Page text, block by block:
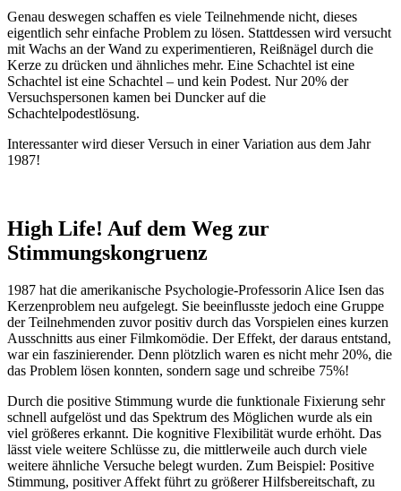
Genau deswegen schaffen es viele Teilnehmende nicht, dieses
eigentlich sehr einfache Problem zu lösen. Stattdessen wird versucht
mit Wachs an der Wand zu experimentieren, Reißnägel durch die
Kerze zu drücken und ähnliches mehr. Eine Schachtel ist eine
Schachtel ist eine Schachtel – und kein Podest. Nur 20% der
Versuchspersonen kamen bei Duncker auf die
Schachtelpodestlösung.
Interessanter wird dieser Versuch in einer Variation aus dem Jahr
1987!
High Life! Auf dem Weg zur
Stimmungskongruenz
1987 hat die amerikanische Psychologie-Professorin Alice Isen das
Kerzenproblem neu aufgelegt. Sie beeinflusste jedoch eine Gruppe
der Teilnehmenden zuvor positiv durch das Vorspielen eines kurzen
Ausschnitts aus einer Filmkomödie. Der Effekt, der daraus entstand,
war ein faszinierender. Denn plötzlich waren es nicht mehr 20%, die
das Problem lösen konnten, sondern sage und schreibe 75%!
Durch die positive Stimmung wurde die funktionale Fixierung sehr
schnell aufgelöst und das Spektrum des Möglichen wurde als ein
viel größeres erkannt. Die kognitive Flexibilität wurde erhöht. Das
lässt viele weitere Schlüsse zu, die mittlerweile auch durch viele
weitere ähnliche Versuche belegt wurden. Zum Beispiel: Positive
Stimmung, positiver Affekt führt zu größerer Hilfsbereitschaft, zu